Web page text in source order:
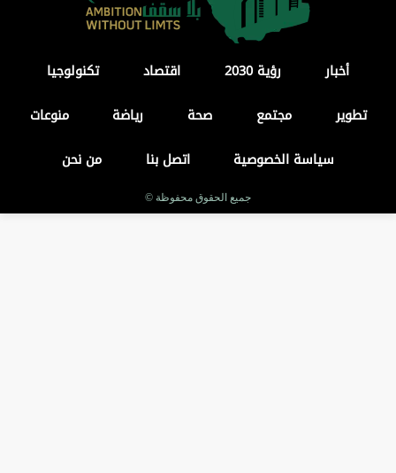
أخبار رؤية 2030 اقتصاد
تكنولوجيا
تطوير
مجتمع صحة رياضة
منوعات
سياسة الخصوصية
اتصل بنا من نحن
جميع الحقوق محفوظة ©